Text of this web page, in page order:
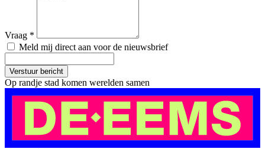
Vraag *
Meld mij direct aan voor de nieuwsbrief
Verstuur bericht
Op randje stad komen werelden samen